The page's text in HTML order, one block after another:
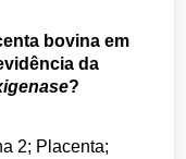
bovina em
da
?
2; Placenta;